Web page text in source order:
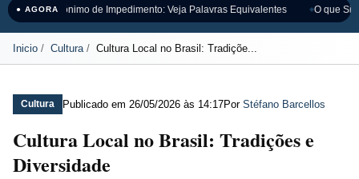
● AGORASinônimo de Impedimento: Veja Palavras Equivalentes O que
Inicio Cultura Cultura Local no Brasil: Tradiçõe...
Cultura Publicado em 26/05/2026 às 14:17Por Stéfano Barcellos
Cultura Local no Brasil: Tradições e
Diversidade